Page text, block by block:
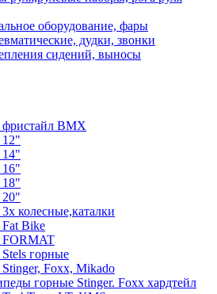
оборудование, фары
дудки, звонки
сидений, выносы
фристайл ВМХ
колесные,каталки
Bike
горные
Foxx, Mikado
горные Stinger. Foxx хардтейл